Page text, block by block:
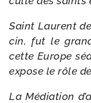
Saint Laurent
cin, fut le
cette Europe
expose le rôle
La Médiation